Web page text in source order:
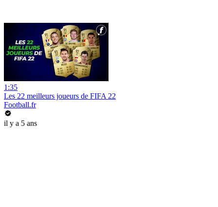
1:35
Les 22 meilleurs joueurs de FIFA 22
Football.fr
il y a 5 ans